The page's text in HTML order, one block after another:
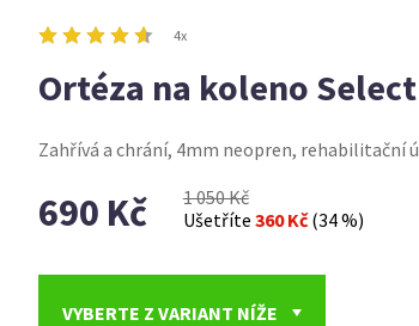
4x
Ortéza na koleno
Zahřívá a chrání, 4mm neopren, rehabilitační
690 Kč
1 050 Kč
Ušetříte 360 Kč (34 %)
VYBERTE Z VARIANT NÍŽE